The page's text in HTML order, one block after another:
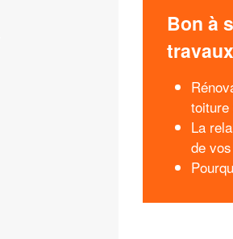
Bon à
travaux
La
de